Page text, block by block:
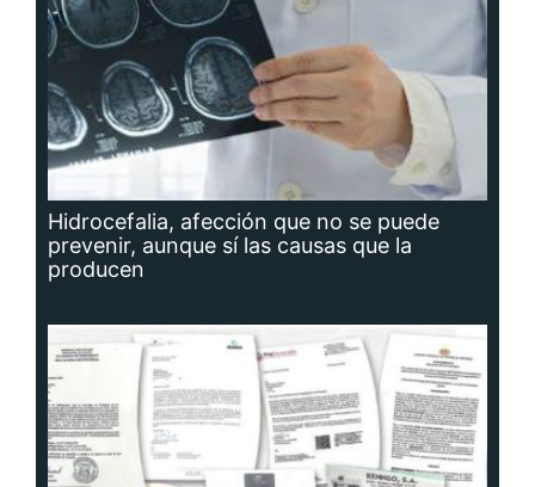
Hidrocefalia, afección que no se puede
prevenir, aunque sí las causas que la
producen